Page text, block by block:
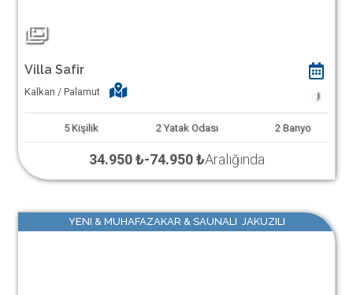
Villa Safir
Kalkan / Palamut 1
5 Kişilik 2 Yatak Odası 2 Banyo
34.950 ₺-74.950 ₺Aralığında
YENI & MUHAFAZAKAR & SAUNALI JAKUZILI